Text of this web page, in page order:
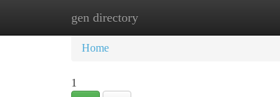
gen directory
Home
Home
1